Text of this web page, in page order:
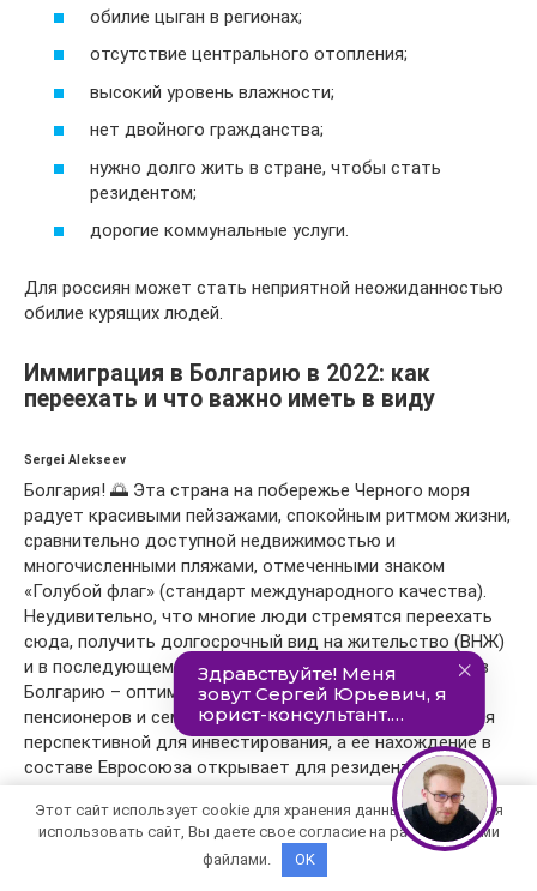
обилие цыган в регионах;
отсутствие центрального отопления;
высокий уровень влажности;
нет двойного гражданства;
нужно долго жить в стране, чтобы стать
резидентом;
дорогие коммунальные услуги.
Для россиян может стать неприятной неожиданностью
обилие курящих людей.
Иммиграция в Болгарию в 2022: как
переехать и что важно иметь в виду
Sergei Alekseev
Болгария! 🌅 Эта страна на побережье Черного моря
радует красивыми пейзажами, спокойным ритмом жизни,
сравнительно доступной недвижимостью и
многочисленными пляжами, отмеченными знаком
«Голубой флаг» (стандарт международного качества).
Неудивительно, что многие люди стремятся переехать
сюда, получить долгосрочный вид на жительство (ВНЖ)
и в последующем – болгарский паспорт. Иммиграция в
Болгарию – оптимальный вариант для жизни
пенсионеров и семей с детьми. Плюс страна считается
перспективной для инвестирования, а её нахождение в
составе Евросоюза открывает для резидентов и
граждан широкие возможности для путешествий.
Планируя переезд в Болгарию, важно изучить многие
тонкости. Эта статья – о способах иммигрировать,
Этот сайт использует cookie для хранения данных. Продолжая
использовать сайт, Вы даете свое согласие на работу с этими
файлами.
OK